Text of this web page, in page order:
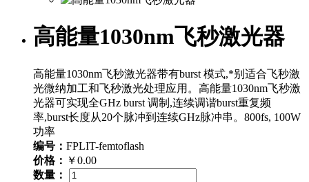
高能量1030nm飞秒激光器
高能量1030nm飞秒激光器带有burst 模式,*别适合飞秒激
光微纳加工和飞秒激光处理应用。高能量1030nm飞秒激
光器可实现全GHz burst 调制,连续调谐burst重复频
率,burst长度从20个脉冲到连续GHz脉冲串。800fs, 100W
功率
编号： FPLIT-femtoflash
价格： ￥0.00
数量：